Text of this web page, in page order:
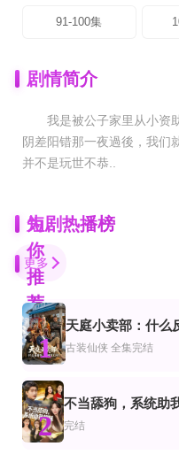
91-100集
剧情简介
我是被公子家里从小资
阴差阳错那一夜過後，我们
并不是玩世不恭..
为
你
推
荐
第80集完结
新虎父无犬子
正片
山河为聘，言灵为媒
全集完结
替嫁后病弱夫君他不装了第
已完结
我的丑娘(短剧版)
全集完结
盒饭摊前的反击
全集完结
明月辞东宫
完结
完结
正片
短剧热播榜
更多
1
天庭小卖部：什么
古装仙侠 全集完结
2
不当舔狗，系统助
完结